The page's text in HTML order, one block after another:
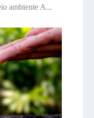
ambiente A...